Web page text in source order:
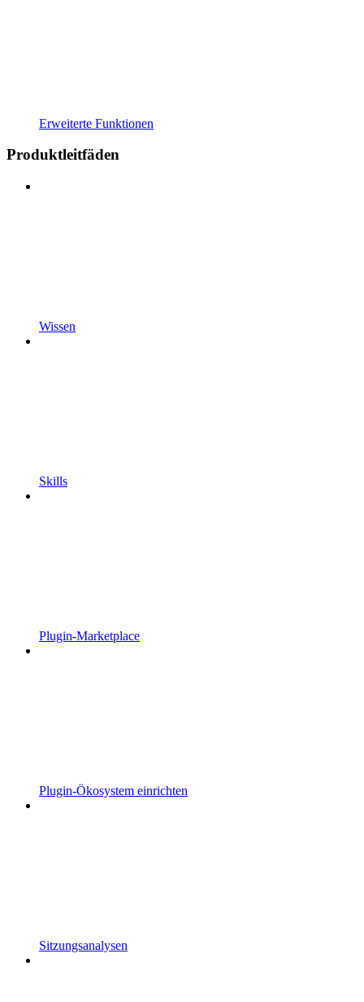
Erweiterte Funktionen
Produktleitfäden
Wissen
Skills
Plugin-Marketplace
Plugin-Ökosystem einrichten
Sitzungsanalysen